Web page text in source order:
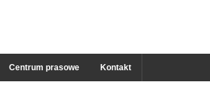
Centrum prasowe Kontakt